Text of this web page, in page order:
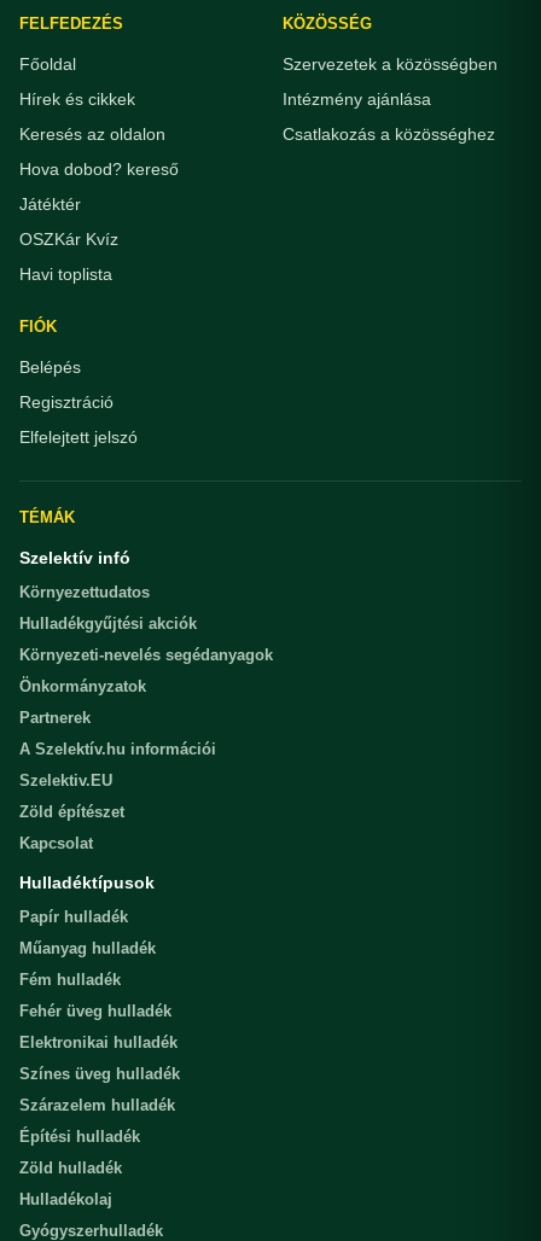
FELFEDEZÉS
Főoldal
Hírek és cikkek
Keresés az oldalon
Hova dobod? kereső
Játéktér
OSZKár Kvíz
Havi toplista
KÖZÖSSÉG
Szervezetek a közösségben
Intézmény ajánlása
Csatlakozás a közösséghez
FIÓK
Belépés
Regisztráció
Elfelejtett jelszó
TÉMÁK
Szelektív infó
Környezettudatos
Hulladékgyűjtési akciók
Környezeti-nevelés segédanyagok
Önkormányzatok
Partnerek
A Szelektív.hu információi
Szelektiv.EU
Zöld építészet
Kapcsolat
Hulladéktípusok
Papír hulladék
Műanyag hulladék
Fém hulladék
Fehér üveg hulladék
Elektronikai hulladék
Színes üveg hulladék
Szárazelem hulladék
Építési hulladék
Zöld hulladék
Hulladékolaj
Gyógyszerhulladék